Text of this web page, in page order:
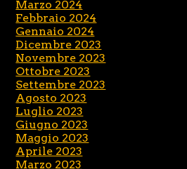
Marzo 2024
Febbraio 2024
Gennaio 2024
Dicembre 2023
Novembre 2023
Ottobre 2023
Settembre 2023
Agosto 2023
Luglio 2023
Giugno 2023
Maggio 2023
Aprile 2023
Marzo 2023